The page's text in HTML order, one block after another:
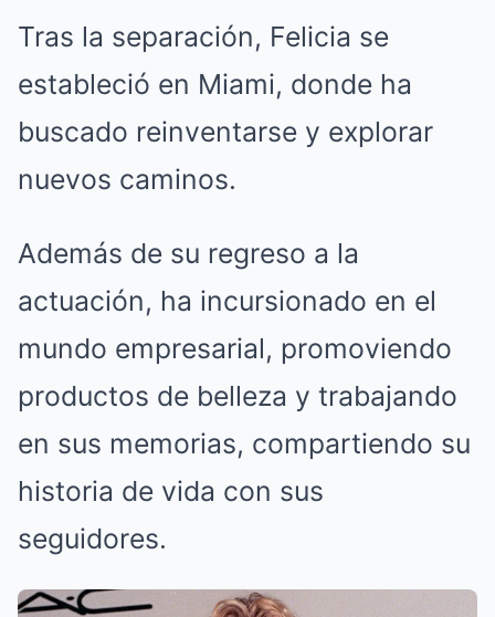
Tras la separación, Felicia se
estableció en Miami, donde ha
buscado reinventarse y explorar
nuevos caminos.
Además de su regreso a la
actuación, ha incursionado en el
mundo empresarial, promoviendo
productos de belleza y trabajando
en sus memorias, compartiendo su
historia de vida con sus
seguidores.